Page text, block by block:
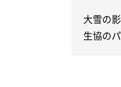
大雪の
生協の